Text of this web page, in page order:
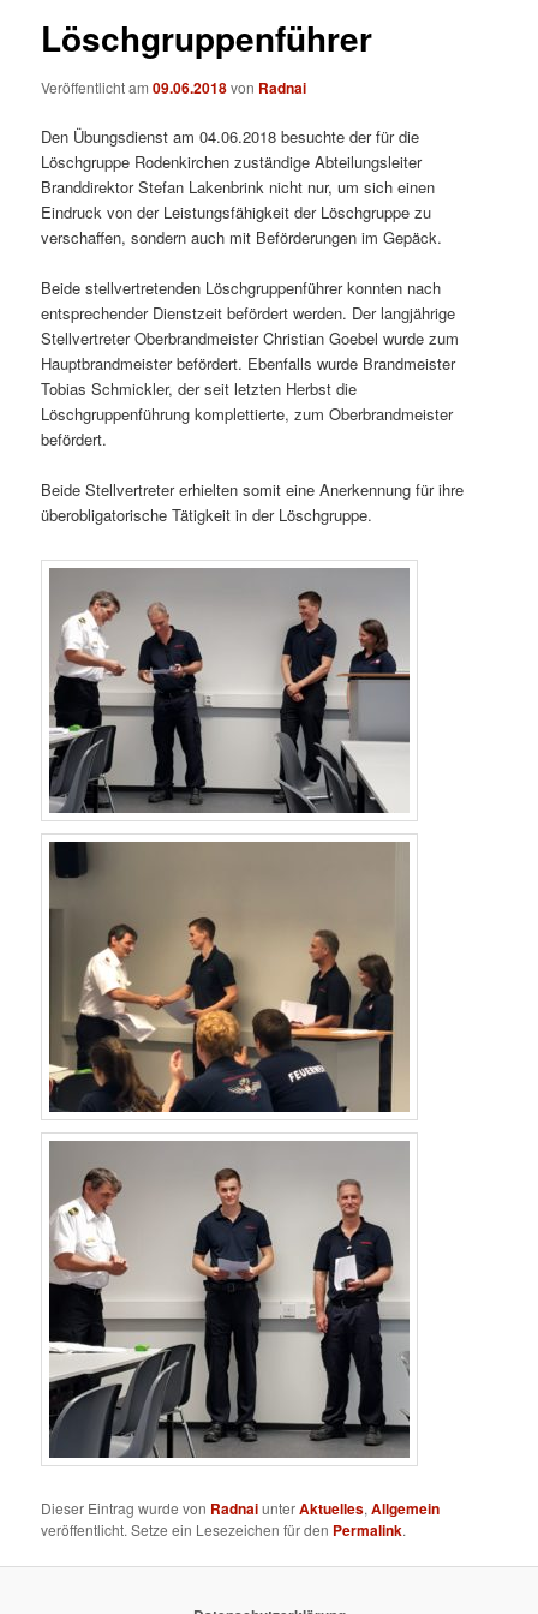
Löschgruppenführer
Veröffentlicht am09.06.2018von Radnai
Den Übungsdienst am 04.06.2018 besuchte der für die
Löschgruppe Rodenkirchen zuständige Abteilungsleiter
Branddirektor Stefan Lakenbrink nicht nur, um sich einen
Eindruck von der Leistungsfähigkeit der Löschgruppe zu
verschaffen, sondern auch mit Beförderungen im Gepäck.
Beide stellvertretenden Löschgruppenführer konnten nach
entsprechender Dienstzeit befördert werden. Der langjährige
Stellvertreter Oberbrandmeister Christian Goebel wurde zum
Hauptbrandmeister befördert. Ebenfalls wurde Brandmeister
Tobias Schmickler, der seit letzten Herbst die
Löschgruppenführung komplettierte, zum Oberbrandmeister
befördert.
Beide Stellvertreter erhielten somit eine Anerkennung für ihre
überobligatorische Tätigkeit in der Löschgruppe.
Dieser Eintrag wurde von RadnaiunterAktuelles,Allgemein
veröffentlicht. Setze ein Lesezeichen für den Permalink.